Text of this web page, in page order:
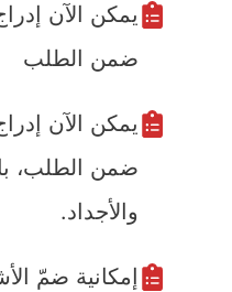
يمكن الآن
ضمن الطلب
يمكن الآن
ضمن الطلب،
والأجداد.
إمكانية ضمّ